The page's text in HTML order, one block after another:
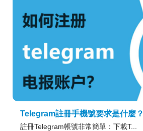
Telegram註冊手機號要求是什麼？
註冊Telegram帳號非常簡單：下載T...